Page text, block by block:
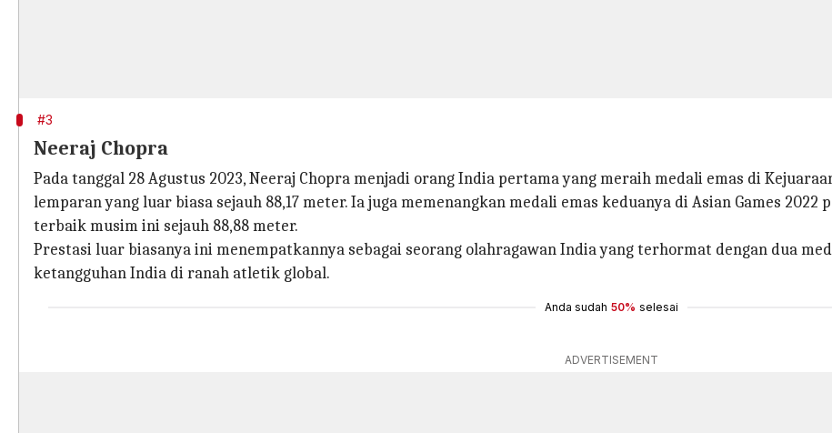
#3
Neeraj Chopra
Pada tanggal 28 Agustus 2023, Neeraj Chopra menjadi orang India pertama yang meraih medali emas di
lemparan yang luar biasa sejauh 88,17 meter. Ia juga memenangkan medali emas keduanya di Asian Games 2022
terbaik musim ini sejauh 88,88 meter.
Prestasi luar biasanya ini menempatkannya sebagai seorang olahragawan India yang terhormat dengan dua
ketangguhan India di ranah atletik global.
Anda sudah 50% selesai
ADVERTISEMENT